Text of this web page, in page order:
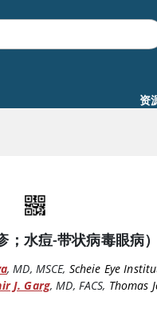
资
；水痘-带状病毒眼病）
,MD, MSCE, Scheie Eye
J. Garg,MD, FACS, Thomas